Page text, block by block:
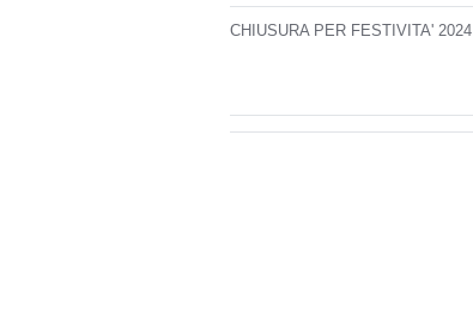
CHIUSURA PER FESTIVITA' 2024